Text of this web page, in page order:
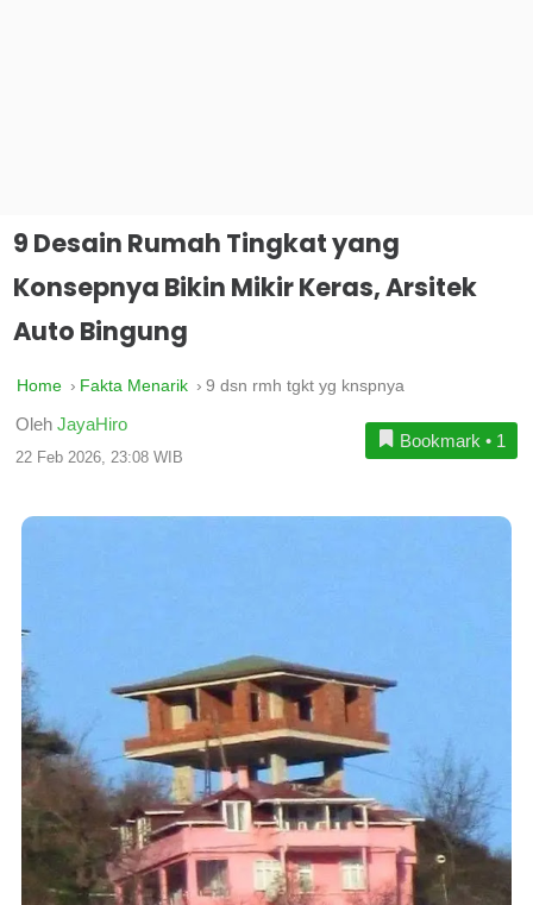
9 Desain Rumah Tingkat yang
Konsepnya Bikin Mikir Keras, Arsitek
Auto Bingung
Home Fakta Menarik 9 dsn rmh tgkt yg knspnya
Oleh JayaHiro
22 Feb 2026, 23:08 WIB
Bookmark • 1